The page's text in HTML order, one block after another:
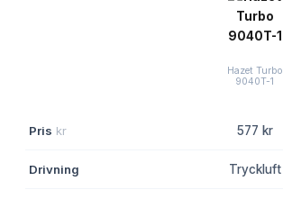
Hazet Turbo
9040T-1
Pris kr 577 kr
Drivning Tryckluft